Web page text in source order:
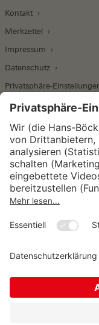
Kontakt
Merkzettel
Impressum
Datenschutz
Privatsphäre-
Institut